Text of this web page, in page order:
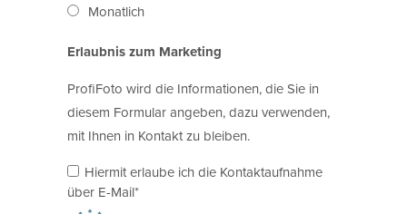
Monatlich
Erlaubnis zum Marketing
ProfiFoto wird die Informationen, die Sie in
diesem Formular angeben, dazu verwenden,
mit Ihnen in Kontakt zu bleiben.
Hiermit erlaube ich die Kontaktaufnahme
über E-Mail*